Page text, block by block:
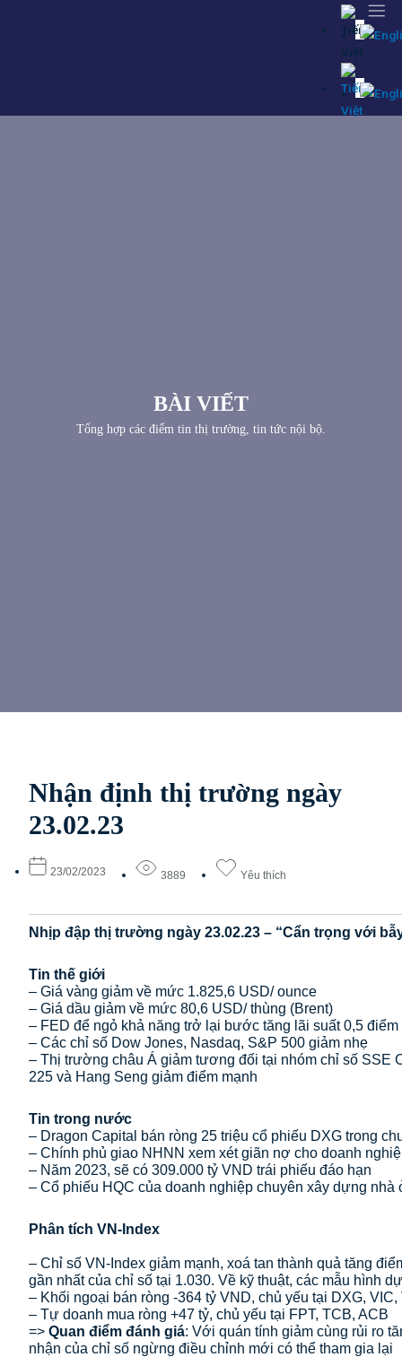
BÀI VIẾT
Tổng hợp các điểm tin thị trường, tin tức nội bộ.
Nhận định thị trường ngày
23.02.23
23/02/2023 3889 Yêu thích
Nhịp đập thị trường ngày 23.02.23 – “Cẩn trọng với
Tin thế giới
– Giá vàng giảm về mức 1.825,6 USD/ ounce
– Giá dầu giảm về mức 80,6 USD/ thùng (Brent)
– FED để ngỏ khả năng trở lại bước tăng lãi suất 0,5 điểm
– Các chỉ số Dow Jones, Nasdaq, S&P 500 giảm nhẹ
– Thị trường châu Á giảm tương đối tại nhóm chỉ số SSE
225 và Hang Seng giảm điểm mạnh
Tin trong nước
– Dragon Capital bán ròng 25 triệu cổ phiếu DXG trong
– Chính phủ giao NHNN xem xét giãn nợ cho doanh
– Năm 2023, sẽ có 309.000 tỷ VND trái phiếu đáo hạn
– Cổ phiếu HQC của doanh nghiệp chuyên xây dựng nhà
Phân tích VN-Index
– Chỉ số VN-Index giảm mạnh, xoá tan thành quả tăng
gần nhất của chỉ số tại 1.030. Về kỹ thuật, các mẫu hình
– Khối ngoại bán ròng -364 tỷ VND, chủ yếu tại DXG, VIC,
– Tự doanh mua ròng +47 tỷ, chủ yếu tại FPT, TCB, ACB
=> Quan điểm đánh giá: Với quán tính giảm cùng rủi ro
nhận của chỉ số ngừng điều chỉnh mới có thể tham gia lại